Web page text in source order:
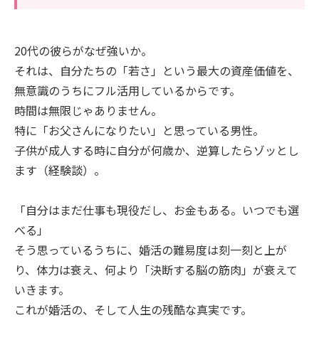
20代の彼らがなぜ強いか。
それは、自分たちの「若さ」という最大の資産価値を、
無意識のうちにフル活用しているからです。
時間は無限じゃありません。
特に「お父さんになりたい」と思っている男性。
子供が成人する時に自分が何歳か、逆算したらゾッとし
ます（経験談）。
「自分はまだ仕事も現役だし、お金もある。いつでも選
べる」
そう思っているうちに、婚活の難易度は刻一刻と上が
り、体力は衰え、何より「決断する脳の筋肉」が衰えて
いきます。
これが婚活の、そして人生の残酷な真実です。